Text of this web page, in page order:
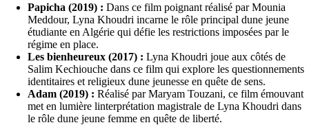
Papicha (2019) : Dans ce film poignant réalisé par Mounia
Meddour, Lyna Khoudri incarne le rôle principal dune jeune
étudiante en Algérie qui défie les restrictions imposées par le
régime en place.
Les bienheureux (2017) : Lyna Khoudri joue aux côtés de
Salim Kechiouche dans ce film qui explore les questionnements
identitaires et religieux dune jeunesse en quête de sens.
Adam (2019) : Réalisé par Maryam Touzani, ce film émouvant
met en lumière linterprétation magistrale de Lyna Khoudri dans
le rôle dune jeune femme en quête de liberté.